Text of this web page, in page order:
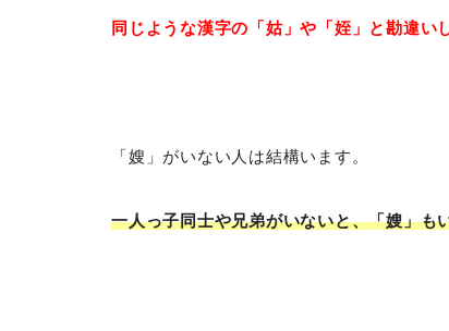
同じような漢字の「姑」や「姪」と勘違い
「嫂」がいない人は結構います。
一人っ子同士や兄弟がいないと、「嫂」も